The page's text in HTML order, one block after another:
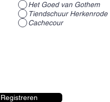
Het Goed van Gothem
Tiendschuur Herkenrode
Cachecour
Registreren